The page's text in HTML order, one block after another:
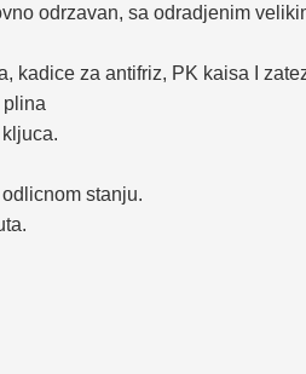
odrzavan, sa odradjenim
kadice za antifriz, PK kaisa I
plina
stanju.